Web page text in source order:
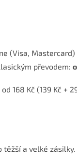
(Visa,
převodem:
168 Kč (139 Kč +
těžší a velké zásilky.